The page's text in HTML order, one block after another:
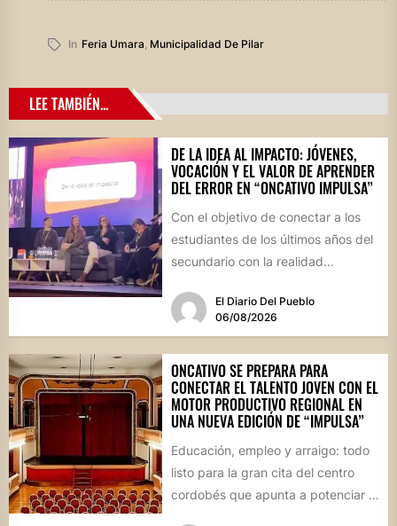
In Feria Umara Municipalidad De Pilar
LEE TAMBIÉN...
DE LA IDEA AL IMPACTO: JÓVENES,
VOCACIÓN Y EL VALOR DE APRENDER
DEL ERROR EN “ONCATIVO IMPULSA”
Con el objetivo de conectar a los
estudiantes de los últimos años del
secundario con la realidad
El Diario Del Pueblo
06/08/2026
ONCATIVO SE PREPARA PARA
CONECTAR EL TALENTO JOVEN CON EL
MOTOR PRODUCTIVO REGIONAL EN
UNA NUEVA EDICIÓN DE “IMPULSA”
Educación, empleo y arraigo: todo
listo para la gran cita del centro
cordobés que apunta a potenciar el